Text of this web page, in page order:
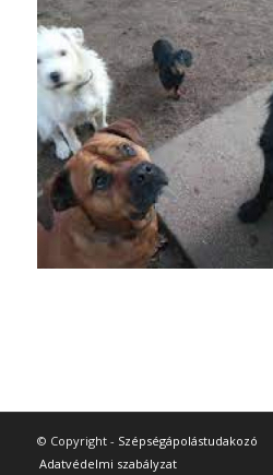
© Copyright - Szépségápolástudakozó
Adatvédelmi szabályzat